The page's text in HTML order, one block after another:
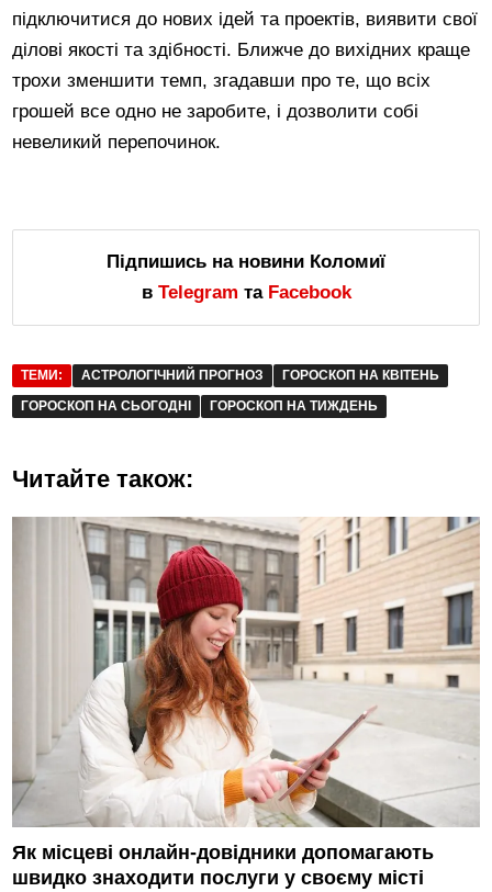
підключитися до нових ідей та проектів, виявити свої
ділові якості та здібності. Ближче до вихідних краще
трохи зменшити темп, згадавши про те, що всіх
грошей все одно не заробите, і дозволити собі
невеликий перепочинок.
Підпишись на новини Коломиї
в Telegram та Facebook
ТЕМИ: АСТРОЛОГІЧНИЙ ПРОГНОЗ
ГОРОСКОП НА КВІТЕНЬ
ГОРОСКОП НА СЬОГОДНІ
ГОРОСКОП НА ТИЖДЕНЬ
Читайте також:
Як місцеві онлайн-довідники допомагають
швидко знаходити послуги у своєму місті